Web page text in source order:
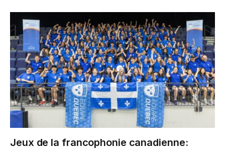
Jeux de la francophonie canadienne: